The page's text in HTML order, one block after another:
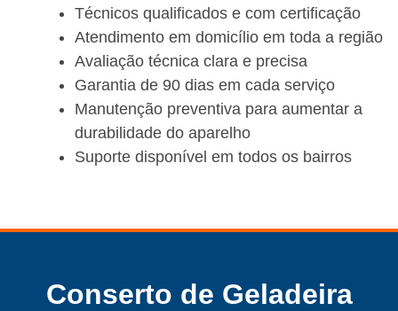
Técnicos qualificados e com certificação
Atendimento em domicílio em toda a região
Avaliação técnica clara e precisa
Garantia de 90 dias em cada serviço
Manutenção preventiva para aumentar a
durabilidade do aparelho
Suporte disponível em todos os bairros
Conserto de Geladeira